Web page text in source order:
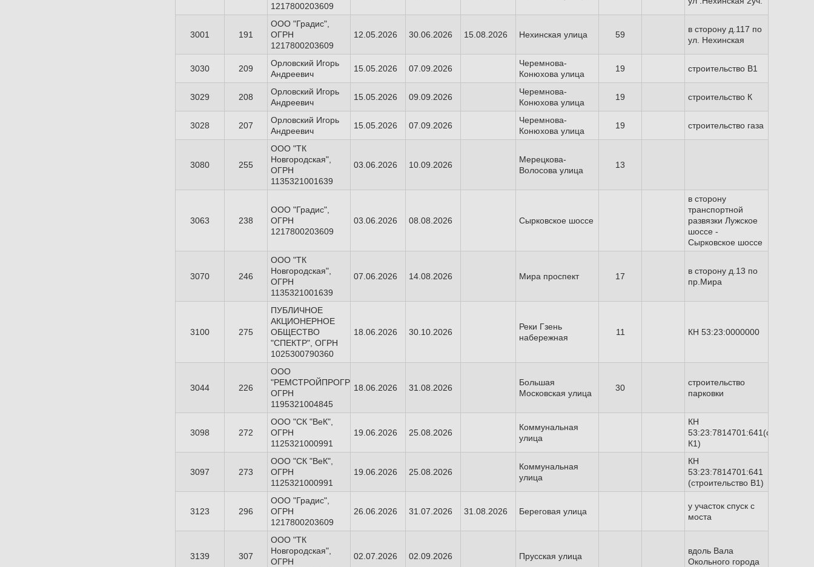
1217800203609
3001 191
ООО "Градис",
ОГРН
1217800203609
12.05.2026 30.06.2026 15.08.2026 Нехинская улица 59
в сторону д.117 по
ул. Нехинская
3030 209
Орловский Игорь
Андреевич
15.05.2026 07.09.2026
Черемнова-
Конюхова улица
19 строительство В1
3029 208
Орловский Игорь
Андреевич
15.05.2026 09.09.2026
Черемнова-
Конюхова улица
19 строительство К
3028 207
Орловский Игорь
Андреевич
15.05.2026 07.09.2026
Черемнова-
Конюхова улица
19 строительство газа
3080 255
ООО "ТК
Новгородская",
ОГРН
1135321001639
03.06.2026 10.09.2026
Мерецкова-
Волосова улица
13
3063 238
ООО "Градис",
ОГРН
1217800203609
03.06.2026 08.08.2026 Сырковское шоссе
в сторону
транспортной
развязки Лужское
шоссе -
Сырковское шоссе
3070 246
ООО "ТК
Новгородская",
ОГРН
1135321001639
07.06.2026 14.08.2026 Мира проспект 17
в сторону д.13 по
пр.Мира
3100 275
ПУБЛИЧНОЕ
АКЦИОНЕРНОЕ
ОБЩЕСТВО
"СПЕКТР", ОГРН
1025300790360
18.06.2026 30.10.2026
Реки Гзень
набережная
11 КН 53:23:0000000
3044 226
ООО
"РЕМСТРОЙПРОГРЕСС",
ОГРН
1195321004845
18.06.2026 31.08.2026
Большая
Московская улица
30
строительство
парковки
3098 272
ООО "СК "ВеК",
ОГРН
1125321000991
19.06.2026 25.08.2026
Коммунальная
улица
КН
К1)
3097 273
ООО "СК "ВеК",
ОГРН
1125321000991
19.06.2026 25.08.2026
Коммунальная
улица
КН
53:23:7814701:641
(строительство В1)
3123 296
ООО "Градис",
ОГРН
1217800203609
26.06.2026 31.07.2026 31.08.2026 Береговая улица
у участок спуск с
моста
3139 307
ООО "ТК
Новгородская",
ОГРН
02.07.2026 02.09.2026 Прусская улица
вдоль Вала
Окольного города